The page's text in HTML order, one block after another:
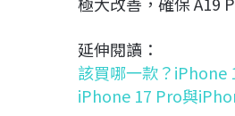
延伸閱讀：
該買哪一款？iPhone
iPhone 17 Pro與